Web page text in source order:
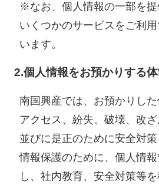
※なお、個人情報の一部を提
いくつかのサービスをご利
います。
2.個人情報をお預かりする
南国興産では、お預かりし
アクセス、紛失、破壊、改
並びに是正のために安全対
情報保護のために、個人情
し、社内教育、安全対策等